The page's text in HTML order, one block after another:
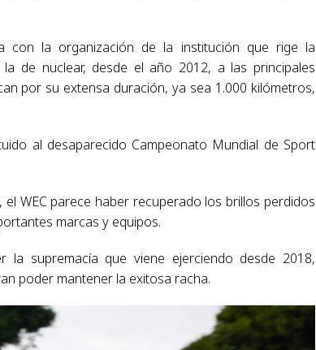
con la organización de la institución que rige la
de nuclear, desde el año 2012, a las principales
por su extensa duración, ya sea 1.000 kilómetros,
al desaparecido Campeonato Mundial de Sport
WEC parece haber recuperado los brillos perdidos
marcas y equipos.
la supremacía que viene ejerciendo desde 2018,
poder mantener la exitosa racha.